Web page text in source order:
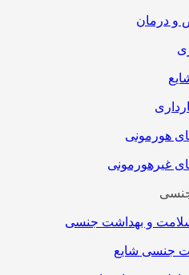
و درمان
هورمونی
غیرهورمونی
و بهداشت جنسی
جنسی شایع